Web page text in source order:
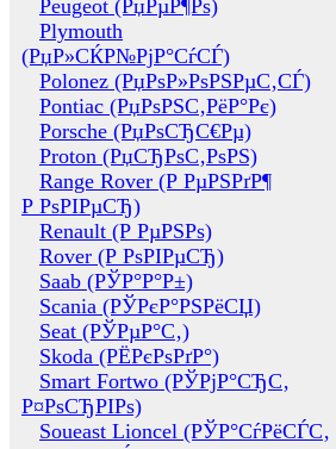
Peugeot (РџРµР¶Рѕ)
Plymouth
(РџР»СЌР№РјР°СѓСЃ)
Polonez (РџРѕР»РѕРЅРµС‚СЃ)
Pontiac (РџРѕРЅС‚РёР°Рє)
Porsche (РџРѕСЂС€Рµ)
Proton (РџСЂРѕС‚РѕРЅ)
Range Rover (Р РµРЅРґР¶
Р РѕРІРµСЂ)
Renault (Р РµРЅРѕ)
Rover (Р РѕРІРµСЂ)
Saab (РЎР°Р°Р±)
Scania (РЎРєР°РЅРёСЏ)
Seat (РЎРµР°С‚)
Skoda (РЁРєРѕРґР°)
Smart Fortwo (РЎРјР°СЂС‚
Р¤РѕСЂРІРѕ)
Soueast Lioncel (РЎР°СѓРёСЃС‚